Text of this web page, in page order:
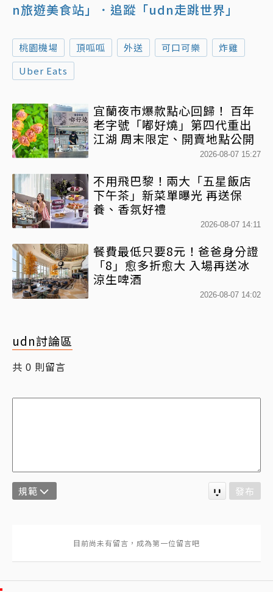
n旅遊美食站」
．追蹤「udn走跳世界」
桃園機場 頂呱呱 外送 可口可樂
炸雞
Uber Eats
宜蘭夜市爆款點心回歸！ 百年
老字號「嘟好燒」第四代重出
江湖 周末限定、開賣地點公開
2026-08-07 15:27
不用飛巴黎！兩大「五星飯店
下午茶」新菜單曝光 再送保
養、香氛好禮
2026-08-07 14:11
餐費最低只要8元！爸爸身分證
「8」愈多折愈大 入場再送冰
涼生啤酒
2026-08-07 14:02
udn討論區
共 0 則留言
規範 發布